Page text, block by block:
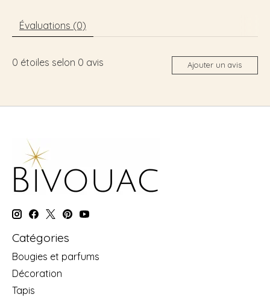
Évaluations (0)
0 étoiles selon 0 avis Ajouter un avis
Catégories
Bougies et parfums
Décoration
Tapis